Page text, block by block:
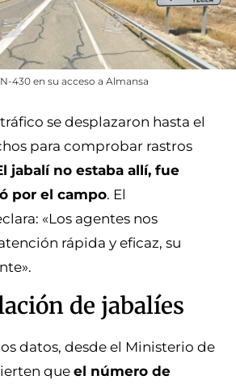
430 en su acceso a Almansa
se desplazaron hasta el
para comprobar rastros
jabalí no estaba allí, fue
por el campo. El
«Los agentes nos
rápida y eficaz, su
de jabalíes
datos, desde el Ministerio de
queel número de